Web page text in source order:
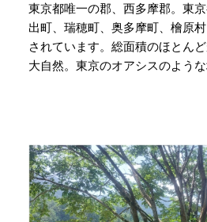
東京都唯一の郡、西多摩郡。東
出町、瑞穂町、奥多摩町、檜原
されています。総面積のほとん
大自然。東京のオアシスのような